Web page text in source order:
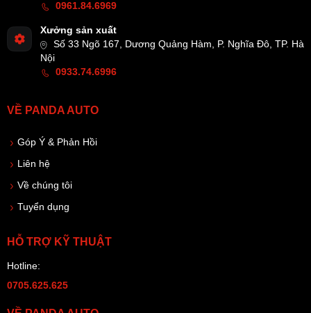
0961.84.6969
Xưởng sản xuất
Số 33 Ngõ 167, Dương Quảng Hàm, P. Nghĩa Đô, TP. Hà
Nội
0933.74.6996
VỀ PANDA AUTO
Góp Ý & Phản Hồi
Liên hệ
Về chúng tôi
Tuyển dụng
HỖ TRỢ KỸ THUẬT
Hotline:
0705.625.625